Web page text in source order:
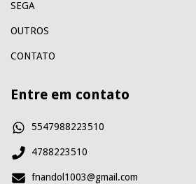
SEGA
OUTROS
CONTATO
Entre em contato
5547988223510
4788223510
fnandol1003@gmail.com